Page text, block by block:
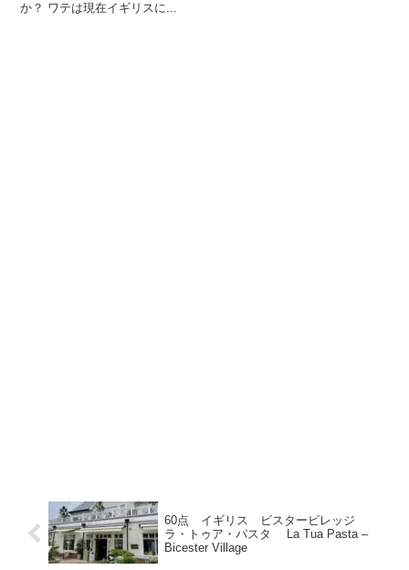
か？ ワテは現在イギリスに...
60点 イギリス ビスタービレッジ
ラ・トゥア・パスタ La Tua Pasta –
Bicester Village